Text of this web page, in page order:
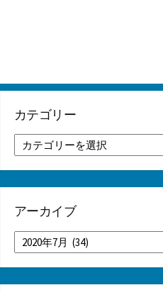
カテゴリー
カ
テ
ゴ
リ
アーカイブ
ア
ー
カ
イ